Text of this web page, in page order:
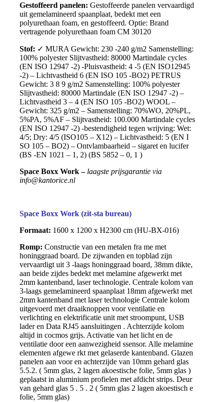
Gestoffeerd panelen: Gestoffeerde panelen vervaardigd
uit gemelamineerd spaanplaat, bedekt met een
polyurethaan foam, en gestoffeerd. Optie: Brand
vertragende polyurethaan foam CM 30120
Stof: ✓ MURA Gewicht: 230 -240 g/m2 Samenstelling:
100% polyester Slijtvastheid: 80000 Martindale cycles
(EN ISO 12947 -2) -Pluisvastheid: 4 -5 (EN ISO12945
-2) – Lichtvastheid 6 (EN ISO 105 -BO2) PETRUS
Gewicht: 3 8 9 g/m2 Samenstelling: 100% polyester
Slijtvastheid: 80000 Martindale (EN ISO 12947 -2) –
Lichtvastheid 3 – 4 (EN ISO 105 -BO2) WOOL –
Gewicht: 325 g/m2 – Samenstelling: 70%WO, 20%PL,
5%PA, 5%AF – Slijtvastheid: 100.000 Martindale cycles
(EN ISO 12947 -2) -bestendigheid tegen wrijving: Wet:
4/5; Dry: 4/5 (ISO105 – X12) – Lichtvastheid: 5 (EN I
SO 105 – BO2) – Ontvlambaarheid – sigaret en lucifer
(BS -EN 1021 – 1, 2) (BS 5852 – 0, 1 )
Space Boxx Work – laagste prijsgarantie via
info@kantorice.nl
Space Boxx Work (zit-sta bureau)
Formaat: 1600 x 1200 x H2300 cm (HU-BX-016)
Romp: Constructie van een metalen fra me met
honinggraad board. De zijwanden en topblad zijn
vervaardigt uit 3 -laags honinggraad board, 38mm dikte,
aan beide zijdes bedekt met melamineafgewerkt met
2mm kantenband, laser technologie. Centrale kolom van
3-laags gemelamineerd spaanplaat 18mm afgewerkt met
2mm kantenband met laser technologie Centrale kolom
uitgevoerd met draaiknoppen voor ventilatie en
verlichting en elektrificatie unit met stroompunt, USB
lader en Data RJ45 aansluitingen . Achterzijde kolom
altijd in cocmos grijs. Activatie van het licht en de
ventilatie door een aanwezigheid ssensor. Alle melamine
elementen afgewe rkt met gelaserde kantenband. Glazen
panelen aan voor en achterzijde van 10mm gehard glas
5.5.2. ( 5mm glas, 2 lagen akoestische folie, 5mm glas )
geplaatst in aluminium profielen met afdicht strips. Deur
van gehard glas 5 . 5 . 2 ( 5mm glas 2 lagen akoestisch e
folie, 5mm glas)